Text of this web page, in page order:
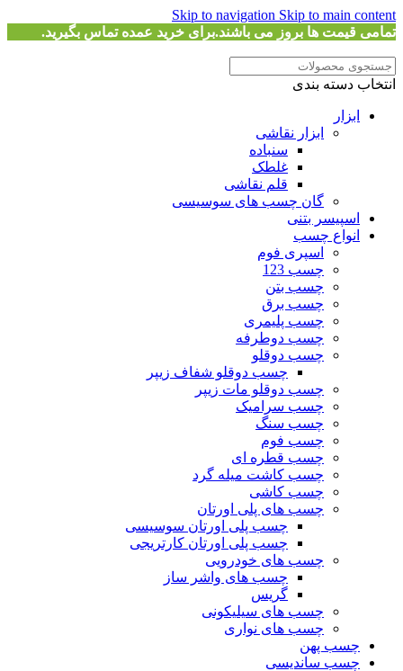
Skip to navigation Skip to main content
تمامی قیمت ها بروز می باشند.برای خرید عمده تماس بگیرید.
انتخاب دسته بندی
ابزار
ابزار نقاشی
سنباده
غلطک
قلم نقاشی
گان چسب های سوسیسی
اسپیسر بتنی
انواع چسب
اسپری فوم
چسب 123
چسب بتن
چسب برق
چسب پلیمری
چسب دوطرفه
چسب دوقلو
چسب دوقلو شفاف زیپر
چسب دوقلو مات زیپر
چسب سرامیک
چسب سنگ
چسب فوم
چسب قطره ای
چسب کاشت میله گرد
چسب کاشی
چسب های پلی اورتان
چسب پلی اورتان سوسیسی
چسب پلی اورتان کارتریجی
چسب های خودرویی
چسب های واشر ساز
گریس
چسب های سیلیکونی
چسب های نواری
چسب پهن
چسب ساندیسی